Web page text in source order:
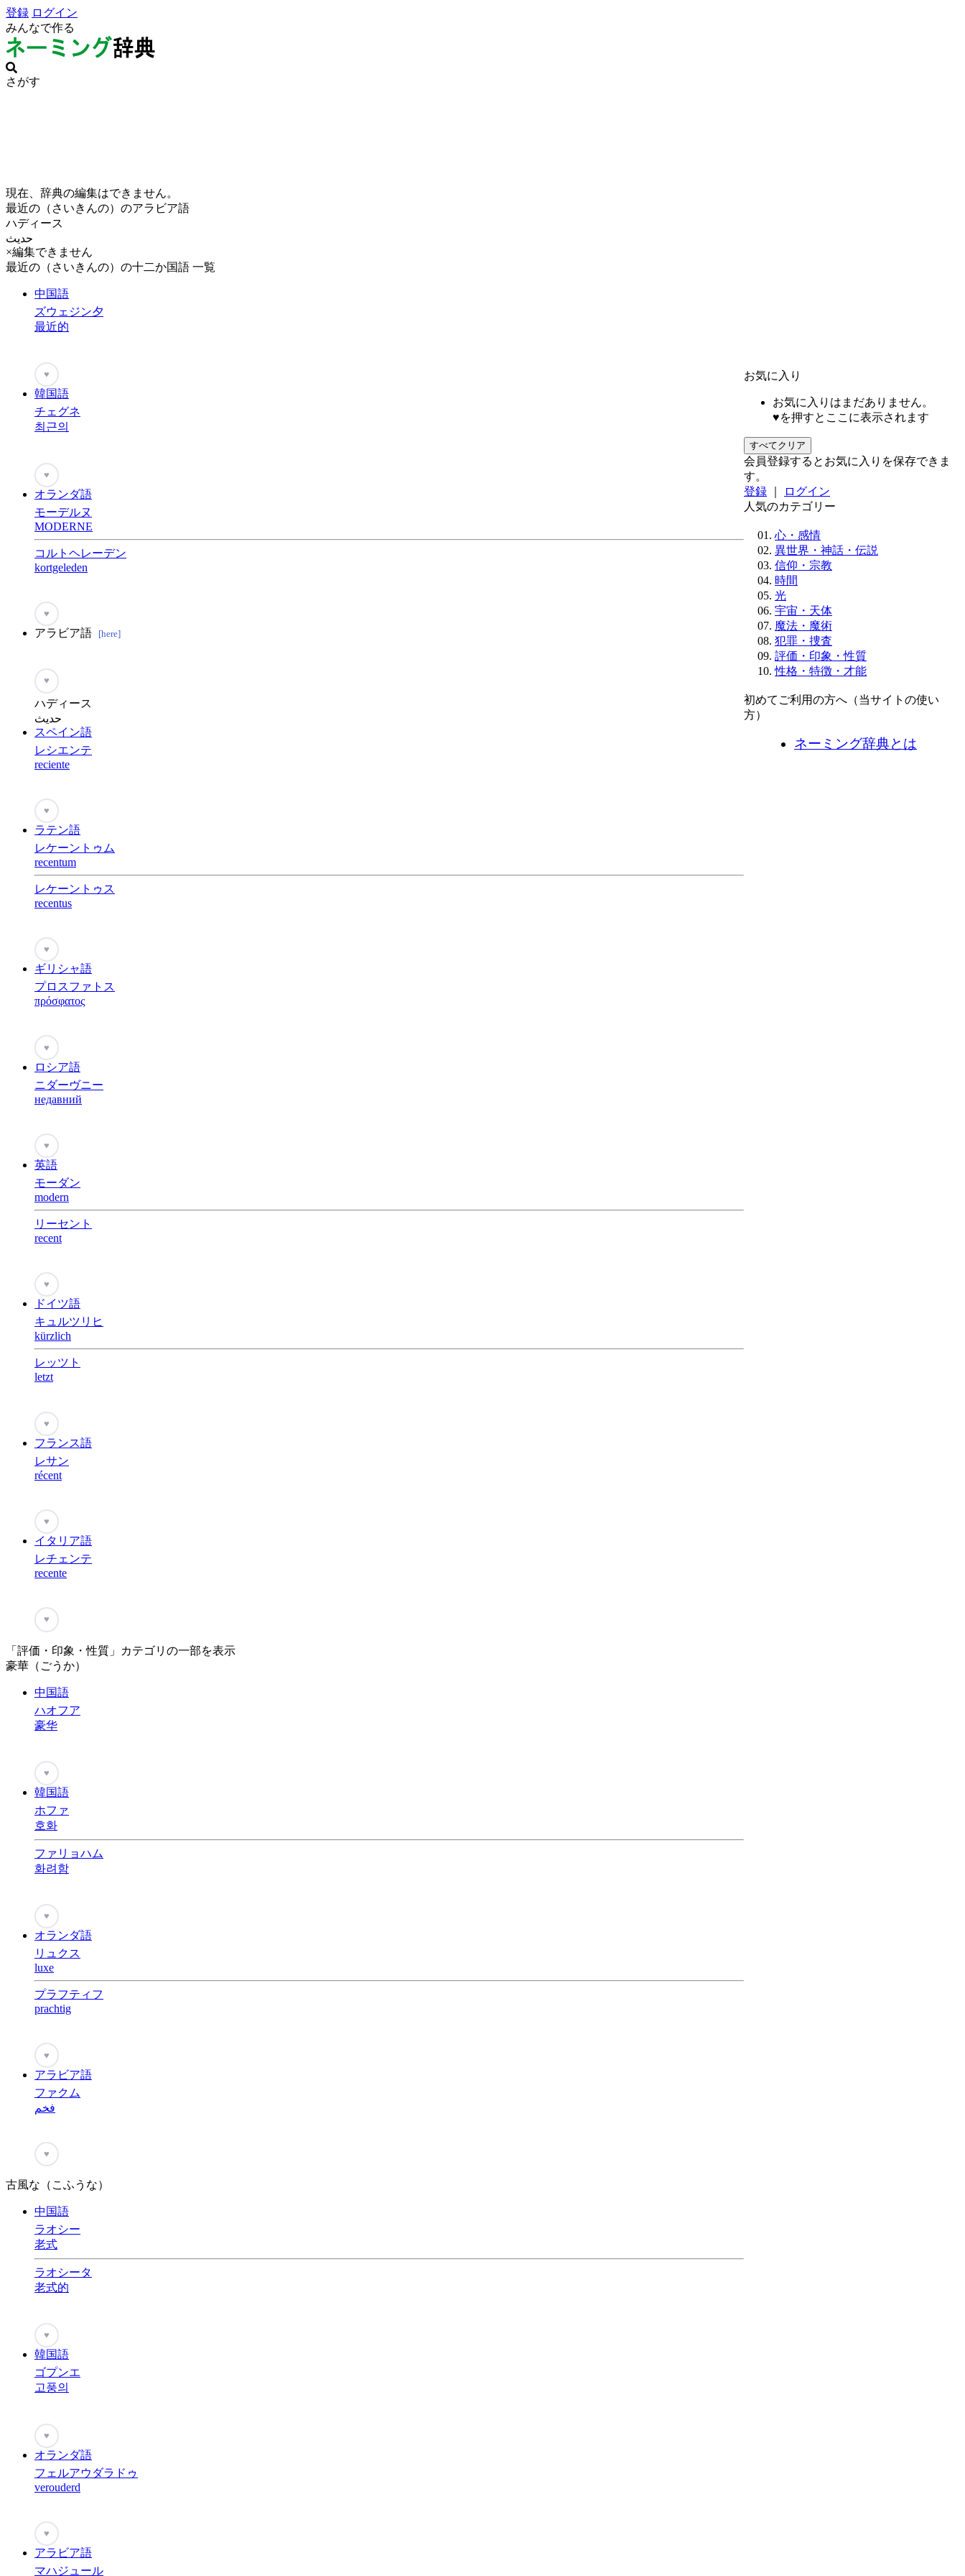
登録 ログイン
みんなで作る
さがす
現在、辞典の編集はできません。
最近の（さいきんの）のアラビア語
ハディース
حديث
×編集できません
最近の（さいきんの）の十二か国語 一覧
中国語
ズウェジン夕
最近的
♥
韓国語
チェグネ
최근의
♥
オランダ語
モーデルヌ
MODERNE
コルトヘレーデン
kortgeleden
♥
アラビア語 [here]
♥
ハディース
حديث
スペイン語
レシエンテ
reciente
♥
ラテン語
レケーントゥム
recentum
レケーントゥス
recentus
♥
ギリシャ語
プロスファトス
πρόσφατος
♥
ロシア語
ニダーヴニー
недавний
♥
英語
モーダン
modern
リーセント
recent
♥
ドイツ語
キュルツリヒ
kürzlich
レッツト
letzt
♥
フランス語
レサン
récent
♥
イタリア語
レチェンテ
recente
♥
「評価・印象・性質」カテゴリの一部を表示
豪華（ごうか）
中国語
ハオフア
豪华
♥
韓国語
ホファ
호화
ファリョハム
화려함
♥
オランダ語
リュクス
luxe
プラフティフ
prachtig
♥
アラビア語
ファクム
فخم
♥
古風な（こふうな）
中国語
ラオシー
老式
ラオシータ
老式的
♥
韓国語
ゴプンエ
고풍의
♥
オランダ語
フェルアウダラドゥ
verouderd
♥
アラビア語
マハジュール
お気に入り
お気に入りはまだありません。
♥を押すとここに表示されます
すべてクリア
会員登録するとお気に入りを保存できま
す。
登録
ログイン
人気のカテゴリー
心・感情
異世界・神話・伝説
信仰・宗教
時間
光
宇宙・天体
魔法・魔術
犯罪・捜査
評価・印象・性質
性格・特徴・才能
初めてご利用の方へ（当サイトの使い
方）
ネーミング辞典とは